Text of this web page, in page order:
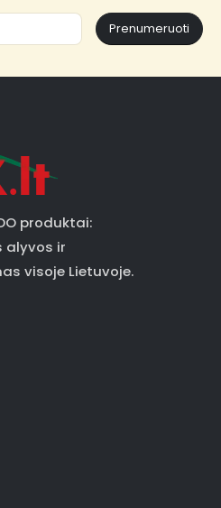
Prenumeruoti
produktai:
alyvos ir
visoje Lietuvoje.